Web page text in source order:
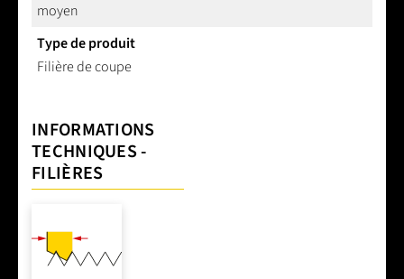
moyen
Type de produit
Filière de coupe
INFORMATIONS
TECHNIQUES -
FILIÈRES